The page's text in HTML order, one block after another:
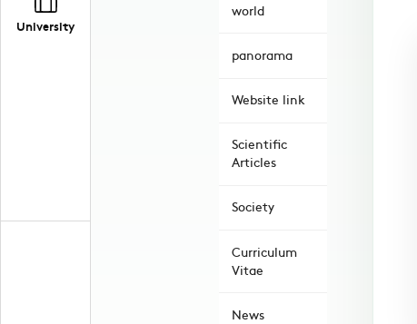
University
world
panorama
Website link
Scientific
Articles
Society
Curriculum
Vitae
News